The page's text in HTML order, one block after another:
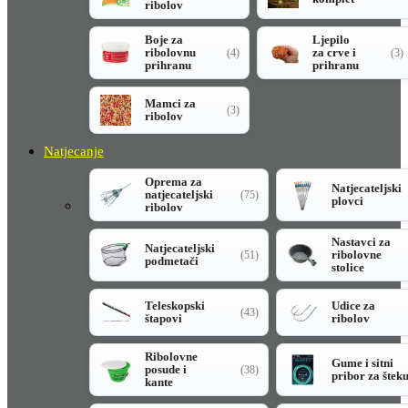
ribolov
Boje za
ribolovnu
prihranu
(4)
Ljepilo
za crve i
prihranu
(3)
Mamci za
ribolov
(3)
Natjecanje
Oprema za
natjecateljski
ribolov
(75)
Natjecateljski
plovci
Natjecateljski
podmetači
(51)
Nastavci za
ribolovne
stolice
Teleskopski
štapovi
(43)
Udice za
ribolov
Ribolovne
posude i
kante
(38)
Gume i sitni
pribor za šteku